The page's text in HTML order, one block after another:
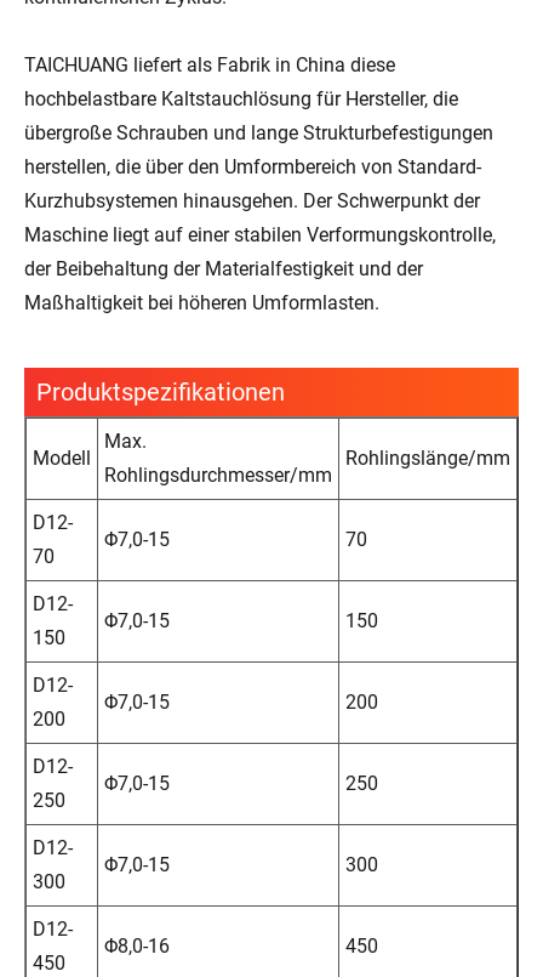
TAICHUANG liefert als Fabrik in China diese
hochbelastbare Kaltstauchlösung für Hersteller, die
übergroße Schrauben und lange Strukturbefestigungen
herstellen, die über den Umformbereich von Standard-
Kurzhubsystemen hinausgehen. Der Schwerpunkt der
Maschine liegt auf einer stabilen Verformungskontrolle,
der Beibehaltung der Materialfestigkeit und der
Maßhaltigkeit bei höheren Umformlasten.
Produktspezifikationen
Modell
Max.
Rohlingsdurchmesser/mm
Rohlingslänge/mm
D12-
70
Φ7,0-15 70
D12-
150
Φ7,0-15 150
D12-
200
Φ7,0-15 200
D12-
250
Φ7,0-15 250
D12-
300
Φ7,0-15 300
D12-
450
Φ8,0-16 450